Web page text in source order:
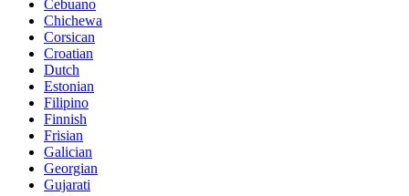
Cebuano
Chichewa
Corsican
Croatian
Dutch
Estonian
Filipino
Finnish
Frisian
Galician
Georgian
Gujarati